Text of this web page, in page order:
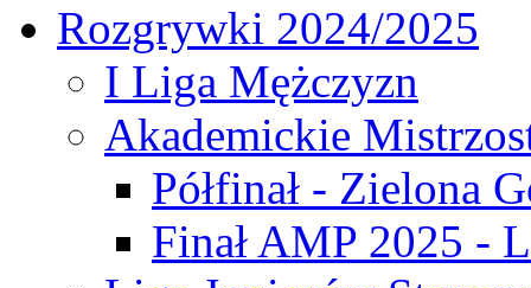
Rozgrywki 2024/2025
I Liga Mężczyzn
Akademickie
Półfinał - Zielona
Finał AMP 2025 -